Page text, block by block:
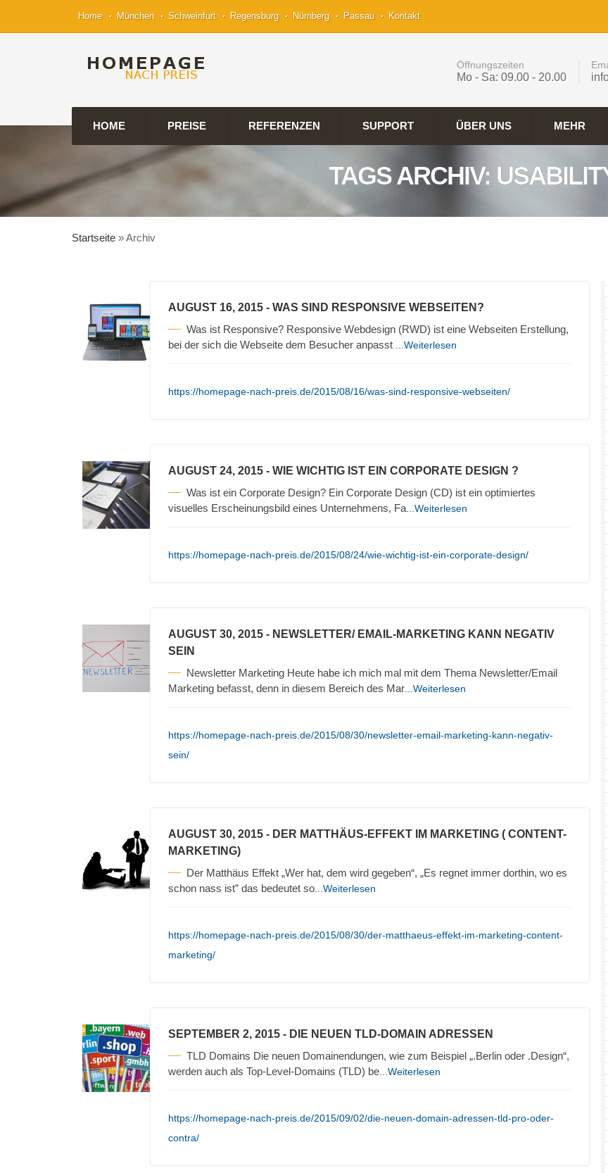
Home München Schweinfurt Regensburg Nürnberg Passau Kontakt
Öffnungszeiten
Mo - Sa: 09.00 - 20.00
HOME PREISE REFERENZEN SUPPORT ÜBER UNS MEHR
TAGS ARCHIV:
Startseite »Archiv
AUGUST 16, 2015 - WAS SIND RESPONSIVE WEBSEITEN?
Was ist Responsive? Responsive Webdesign (RWD) ist eine Webseiten Erstellung,
bei der sich die Webseite dem Besucher anpasst
...Weiterlesen
https://homepage-nach-preis.de/2015/08/16/was-sind-responsive-webseiten/
AUGUST 24, 2015 - WIE WICHTIG IST EIN CORPORATE DESIGN ?
Was ist ein Corporate Design? Ein Corporate Design (CD) ist ein optimiertes
visuelles Erscheinungsbild eines Unternehmens, Fa ...Weiterlesen
https://homepage-nach-preis.de/2015/08/24/wie-wichtig-ist-ein-corporate-design/
AUGUST 30, 2015 - NEWSLETTER/ EMAIL-MARKETING KANN NEGATIV
SEIN
Newsletter Marketing Heute habe ich mich mal mit dem Thema Newsletter/Email
Marketing befasst, denn in diesem Bereich des Mar ...Weiterlesen
https://homepage-nach-preis.de/2015/08/30/newsletter-email-marketing-kann-negativ-
sein/
AUGUST 30, 2015 - DER MATTHÄUS-EFFEKT IM MARKETING ( CONTENT-
MARKETING)
Der Matthäus Effekt „Wer hat, dem wird gegeben“, „Es regnet immer dorthin, wo es
schon nass ist” das bedeutet so ...Weiterlesen
https://homepage-nach-preis.de/2015/08/30/der-matthaeus-effekt-im-marketing-content-
marketing/
SEPTEMBER 2, 2015 - DIE NEUEN TLD-DOMAIN ADRESSEN
TLD Domains Die neuen Domainendungen, wie zum Beispiel „.Berlin oder .Design“,
werden auch als Top-Level-Domains (TLD) be ...Weiterlesen
https://homepage-nach-preis.de/2015/09/02/die-neuen-domain-adressen-tld-pro-oder-
contra/